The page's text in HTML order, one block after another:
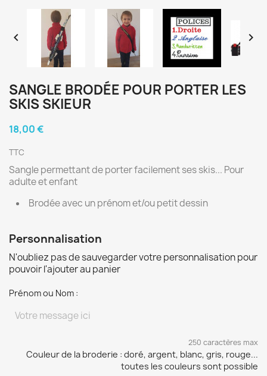
 
SANGLE BRODÉE POUR PORTER LES
SKIS SKIEUR
18,00 €
TTC
Sangle permettant de porter facilement ses skis... Pour
adulte et enfant
Brodée avec un prénom et/ou petit dessin
Personnalisation
N'oubliez pas de sauvegarder votre personnalisation pour
pouvoir l'ajouter au panier
Prénom ou Nom :
250 caractères max
Couleur de la broderie : doré, argent, blanc, gris, rouge...
toutes les couleurs sont possible